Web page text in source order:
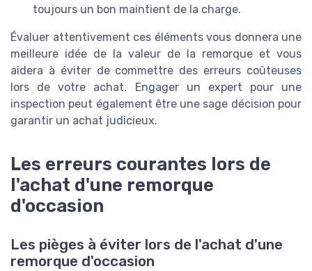
toujours un bon maintient de la charge.
Évaluer attentivement ces éléments vous donnera une
meilleure idée de la valeur de la remorque et vous
aidera à éviter de commettre des erreurs coûteuses
lors de votre achat. Engager un expert pour une
inspection peut également être une sage décision pour
garantir un achat judicieux.
Les erreurs courantes lors de
l'achat d'une remorque
d'occasion
Les pièges à éviter lors de l'achat d'une
remorque d'occasion